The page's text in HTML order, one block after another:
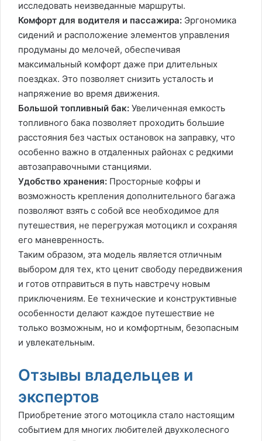
исследовать неизведанные маршруты.
Комфорт для водителя и пассажира: Эргономика
сидений и расположение элементов управления
продуманы до мелочей, обеспечивая
максимальный комфорт даже при длительных
поездках. Это позволяет снизить усталость и
напряжение во время движения.
Большой топливный бак: Увеличенная емкость
топливного бака позволяет проходить большие
расстояния без частых остановок на заправку, что
особенно важно в отдаленных районах с редкими
автозаправочными станциями.
Удобство хранения: Просторные кофры и
возможность крепления дополнительного багажа
позволяют взять с собой все необходимое для
путешествия, не перегружая мотоцикл и сохраняя
его маневренность.
Таким образом, эта модель является отличным
выбором для тех, кто ценит свободу передвижения
и готов отправиться в путь навстречу новым
приключениям. Ее технические и конструктивные
особенности делают каждое путешествие не
только возможным, но и комфортным, безопасным
и увлекательным.
Отзывы владельцев и
экспертов
Приобретение этого мотоцикла стало настоящим
событием для многих любителей двухколесного